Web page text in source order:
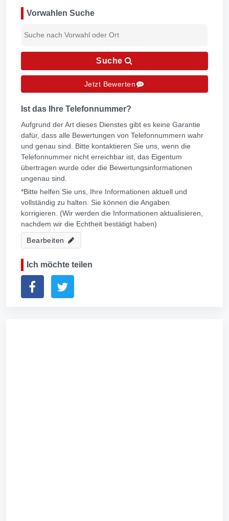
Vorwahlen Suche
Suche
Jetzt Bewerten
Ist das Ihre Telefonnummer?
Aufgrund der Art dieses Dienstes gibt es keine Garantie
dafür, dass alle Bewertungen von Telefonnummern wahr
und genau sind. Bitte kontaktieren Sie uns, wenn die
Telefonnummer nicht erreichbar ist, das Eigentum
übertragen wurde oder die Bewertungsinformationen
ungenau sind.
*Bitte helfen Sie uns, Ihre Informationen aktuell und
vollständig zu halten. Sie können die Angaben
korrigieren. (Wir werden die Informationen aktualisieren,
nachdem wir die Echtheit bestätigt haben)
Bearbeiten
Ich möchte teilen